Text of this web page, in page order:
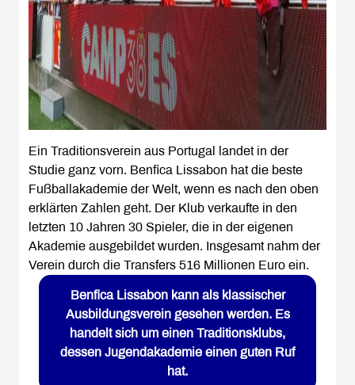
Ein Traditionsverein aus Portugal landet in der
Studie ganz vorn. Benfica Lissabon hat die beste
Fußballakademie der Welt, wenn es nach den oben
erklärten Zahlen geht. Der Klub verkaufte in den
letzten 10 Jahren 30 Spieler, die in der eigenen
Akademie ausgebildet wurden. Insgesamt nahm der
Verein durch die Transfers 516 Millionen Euro ein.
Benfica Lissabon kann als klassischer
Ausbildungsverein gesehen werden. Es
handelt sich um einen Traditionsklubs,
dessen Jugendakademie einen guten Ruf
hat.